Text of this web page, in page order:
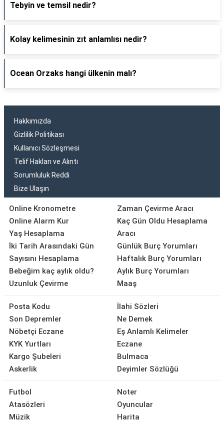
Tebyin ve temsil nedir?
Kolay kelimesinin zıt anlamlısı nedir?
Ocean Orzaks hangi ülkenin malı?
Hakkımızda
Gizlilik Politikası
Kullanıcı Sözleşmesi
Telif Hakları ve Alıntı
Sorumluluk Reddi
Bize Ulaşın
Online Kronometre
Online Alarm Kur
Yaş Hesaplama
İki Tarih Arasındaki Gün
Sayısını Hesaplama
Bebeğim kaç aylık oldu?
Uzunluk Çevirme
Zaman Çevirme Aracı
Kaç Gün Oldu Hesaplama
Aracı
Günlük Burç Yorumları
Haftalık Burç Yorumları
Aylık Burç Yorumları
Maaş
Posta Kodu
Son Depremler
Nöbetçi Eczane
KYK Yurtları
Kargo Şubeleri
Askerlik
İlahi Sözleri
Ne Demek
Eş Anlamlı Kelimeler
Eczane
Bulmaca
Deyimler Sözlüğü
Futbol
Atasözleri
Müzik
Noter
Oyuncular
Harita